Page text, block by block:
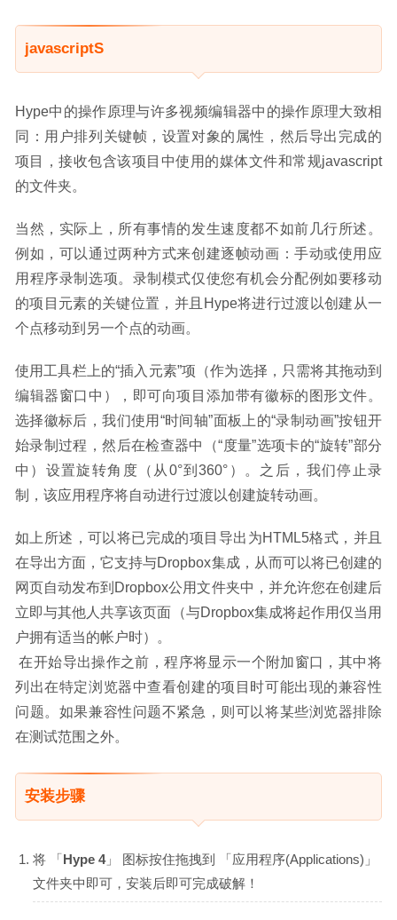
javascriptS
Hype中的操作原理与许多视频编辑器中的操作原理大致相
同：用户排列关键帧，设置对象的属性，然后导出完成的
项目，接收包含该项目中使用的媒体文件和常规javascript
的文件夹。
当然，实际上，所有事情的发生速度都不如前几行所述。
例如，可以通过两种方式来创建逐帧动画：手动或使用应
用程序录制选项。录制模式仅使您有机会分配例如要移动
的项目元素的关键位置，并且Hype将进行过渡以创建从一
个点移动到另一个点的动画。
使用工具栏上的“插入元素”项（作为选择，只需将其拖动到
编辑器窗口中），即可向项目添加带有徽标的图形文件。
选择徽标后，我们使用“时间轴”面板上的“录制动画”按钮开
始录制过程，然后在检查器中（“度量”选项卡的“旋转”部分
中）设置旋转角度（从0°到360°）。之后，我们停止录
制，该应用程序将自动进行过渡以创建旋转动画。
如上所述，可以将已完成的项目导出为HTML5格式，并且
在导出方面，它支持与Dropbox集成，从而可以将已创建的
网页自动发布到Dropbox公用文件夹中，并允许您在创建后
立即与其他人共享该页面（与Dropbox集成将起作用仅当用
户拥有适当的帐户时）。
在开始导出操作之前，程序将显示一个附加窗口，其中将
列出在特定浏览器中查看创建的项目时可能出现的兼容性
问题。如果兼容性问题不紧急，则可以将某些浏览器排除
在测试范围之外。
安装步骤
将 「Hype 4」 图标按住拖拽到 「应用程序(Applications)」
文件夹中即可，安装后即可完成破解！